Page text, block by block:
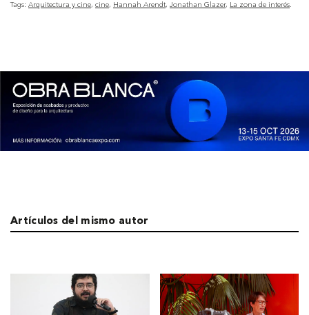
Tags: Arquitectura y cine cine Hannah Arendt Jonathan Glazer La zona de interés
Artículos del mismo autor